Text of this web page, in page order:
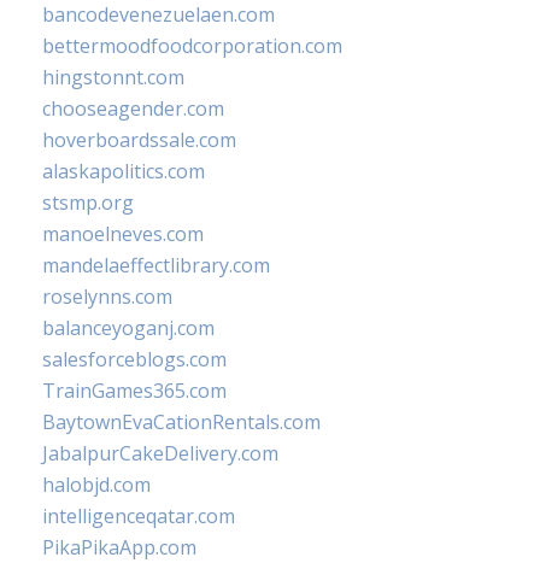
bancodevenezuelaen.com
bettermoodfoodcorporation.com
hingstonnt.com
chooseagender.com
hoverboardssale.com
alaskapolitics.com
stsmp.org
manoelneves.com
mandelaeffectlibrary.com
roselynns.com
balanceyoganj.com
salesforceblogs.com
TrainGames365.com
BaytownEvaCationRentals.com
JabalpurCakeDelivery.com
halobjd.com
intelligenceqatar.com
PikaPikaApp.com